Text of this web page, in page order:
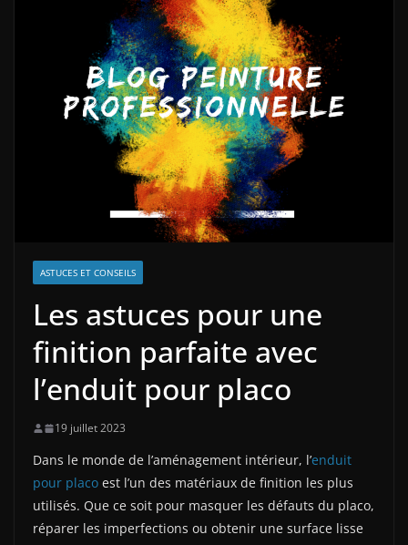
ASTUCES ET CONSEILS
Les astuces pour une
finition parfaite avec
l’enduit pour placo
19 juillet 2023
Dans le monde de l’aménagement intérieur, l’enduit
pour placo est l’un des matériaux de finition les plus
utilisés. Que ce soit pour masquer les défauts du placo,
réparer les imperfections ou obtenir une surface lisse